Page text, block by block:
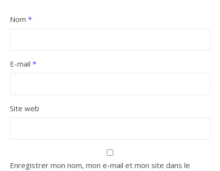
Nom *
E-mail *
Site web
Enregistrer mon nom, mon e-mail et mon site dans le